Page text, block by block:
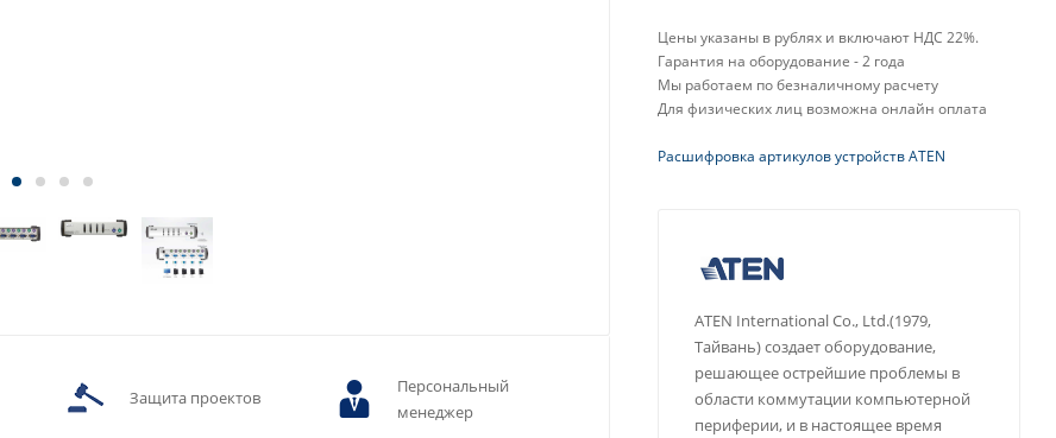
Защита проектов
Персональный
менеджер
Цены указаны в рублях и включают НДС 22%.
Гарантия на оборудование - 2 года
Мы работаем по безналичному расчету
Для физических лиц возможна онлайн оплата
Расшифровка артикулов устройств ATEN
ATEN International Co., Ltd.(1979,
Тайвань) создает оборудование,
решающее острейшие проблемы в
области коммутации компьютерной
периферии, и в настоящее время